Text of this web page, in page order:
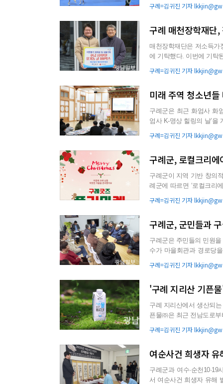
구례=김귀진 기자
구례 매천장학재단,
매천장학재단은 저소득
에 기탁했다. 이번에 기탁된 장학금과 귤은 학업과 생계에 어려움을 겪고 있는 구례지역 학생과 학
구례=김귀진 기자
미래 주역 청소년들
구례군은 최근 화엄사 화
엄사 K-명상 힐링의 날’을 개최했다. 이번 프로그램은 구례군 청소년참
구례=김귀진 기자
구례군, 로컬크리
구례군이 지역 기반 창의적
례군에 따르면 ‘로컬크리
구례=김귀진 기자
구례군, 군민들과
구례군은 주민들의 민원을 수
수가 마을회관과 경로당
구례=김귀진 기자
'구례 지리산 기픈
구례 지리산에서 생산되는 생수가
픈물㈜은 최근 전남도로부터 샘물 개발 허가
구례=김귀진 기자
여순사건 희생자
구례군과 여수·순천
서 여순사건 희생자 유해 발굴을 알리는